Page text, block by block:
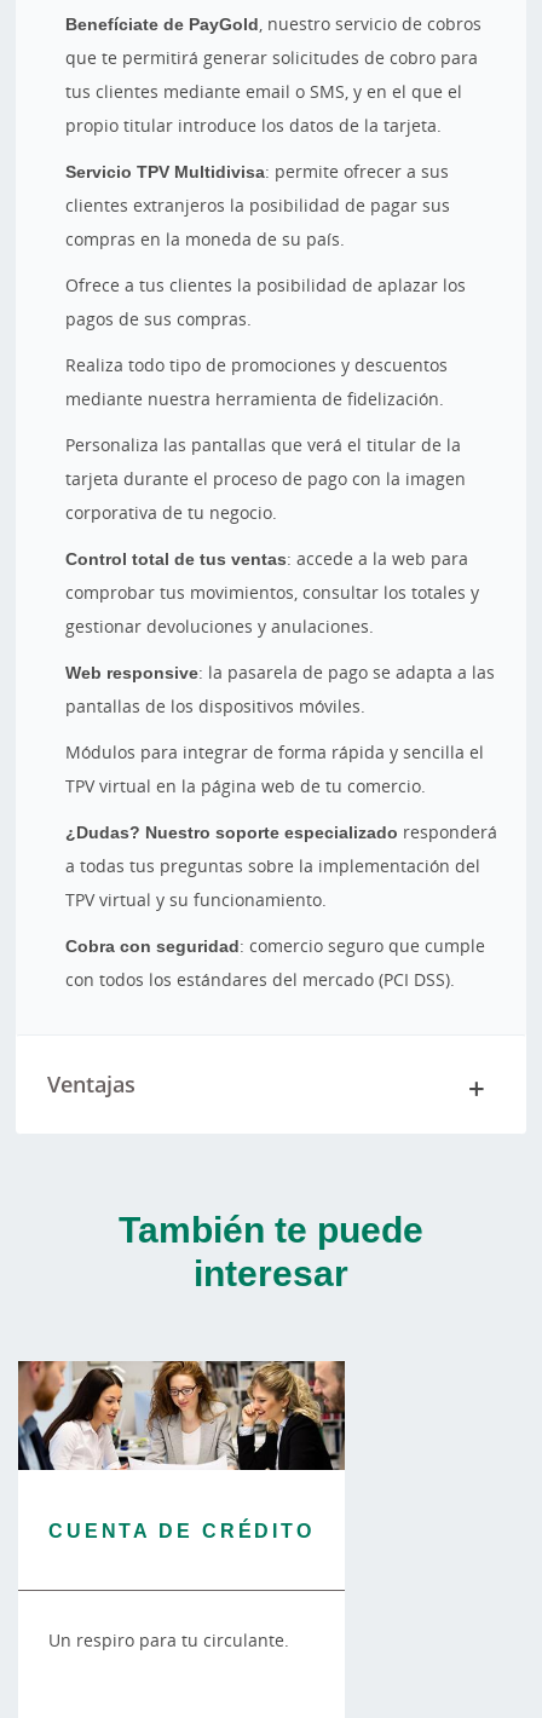
Benefíciate de PayGold, nuestro servicio de cobros
que te permitirá generar solicitudes de cobro para
tus clientes mediante email o SMS, y en el que el
propio titular introduce los datos de la tarjeta.
Servicio TPV Multidivisa: permite ofrecer a sus
clientes extranjeros la posibilidad de pagar sus
compras en la moneda de su país.
Ofrece a tus clientes la posibilidad de aplazar los
pagos de sus compras.
Realiza todo tipo de promociones y descuentos
mediante nuestra herramienta de fidelización.
Personaliza las pantallas que verá el titular de la
tarjeta durante el proceso de pago con la imagen
corporativa de tu negocio.
Control total de tus ventas: accede a la web para
comprobar tus movimientos, consultar los totales y
gestionar devoluciones y anulaciones.
Web responsive: la pasarela de pago se adapta a las
pantallas de los dispositivos móviles.
Módulos para integrar de forma rápida y sencilla el
TPV virtual en la página web de tu comercio.
¿Dudas? Nuestro soporte especializado responderá
a todas tus preguntas sobre la implementación del
TPV virtual y su funcionamiento.
Cobra con seguridad: comercio seguro que cumple
con todos los estándares del mercado (PCI DSS).
Ventajas
También te puede
interesar
CUENTA DE CRÉDITO
Un respiro para tu circulante.